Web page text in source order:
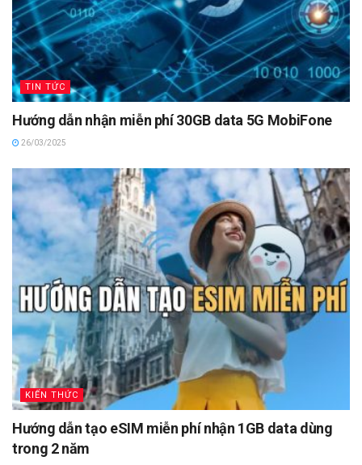
TIN TỨC
Hướng dẫn nhận miễn phí 30GB data 5G MobiFone
26/03/2025
KIẾN THỨC
Hướng dẫn tạo eSIM miễn phí nhận 1GB data dùng
trong 2 năm